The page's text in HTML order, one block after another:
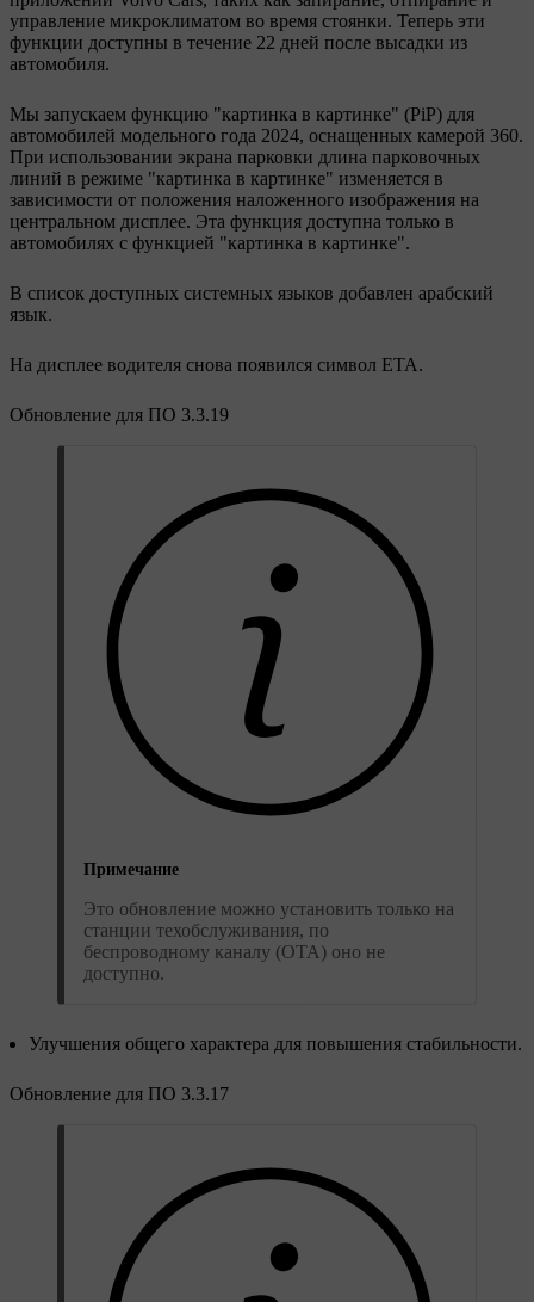
управление микроклиматом во время стоянки. Теперь эти
функции доступны в течение 22 дней после высадки из
автомобиля.
Мы запускаем функцию "картинка в картинке" (PiP) для
автомобилей модельного года 2024, оснащенных камерой 360.
При использовании экрана парковки длина парковочных
линий в режиме "картинка в картинке" изменяется в
зависимости от положения наложенного изображения на
центральном дисплее. Эта функция доступна только в
автомобилях с функцией "картинка в картинке".
В список доступных системных языков добавлен арабский
язык.
На дисплее водителя снова появился символ ETA.
Обновление для ПО 3.3.19
Примечание
Это обновление можно установить только на
станции техобслуживания, по
беспроводному каналу (OTA) оно не
доступно.
Улучшения общего характера для повышения стабильности.
Обновление для ПО 3.3.17